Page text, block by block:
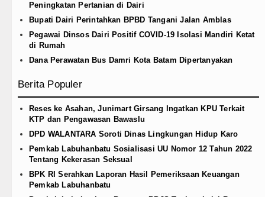
Peningkatan Pertanian di Dairi
Bupati Dairi Perintahkan BPBD Tangani Jalan Amblas
Pegawai Dinsos Dairi Positif COVID-19 Isolasi Mandiri Ketat
di Rumah
Dana Perawatan Bus Damri Kota Batam Dipertanyakan
Berita Populer
Reses ke Asahan, Junimart Girsang Ingatkan KPU Terkait
KTP dan Pengawasan Bawaslu
DPD WALANTARA Soroti Dinas Lingkungan Hidup Karo
Pemkab Labuhanbatu Sosialisasi UU Nomor 12 Tahun 2022
Tentang Kekerasan Seksual
BPK RI Serahkan Laporan Hasil Pemeriksaan Keuangan
Pemkab Labuhanbatu